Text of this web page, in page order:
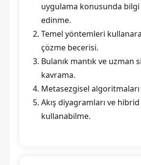
uygulama konusunda bilgi
edinme.
Temel yöntemleri
çözme becerisi.
Bulanık mantık ve uzman
kavrama.
Metasezgisel
Akış diyagramları ve hibrid
kullanabilme.